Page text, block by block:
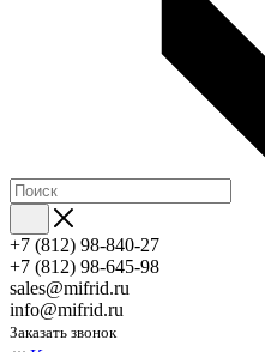
+7 (812) 98-840-27
+7 (812) 98-645-98
sales@mifrid.ru
info@mifrid.ru
Заказать звонок